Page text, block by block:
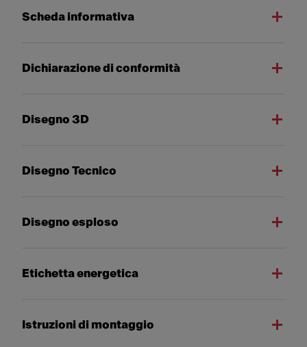
Scheda informativa
Dichiarazione di conformità
Disegno 3D
Disegno Tecnico
Disegno esploso
Etichetta energetica
Istruzioni di montaggio